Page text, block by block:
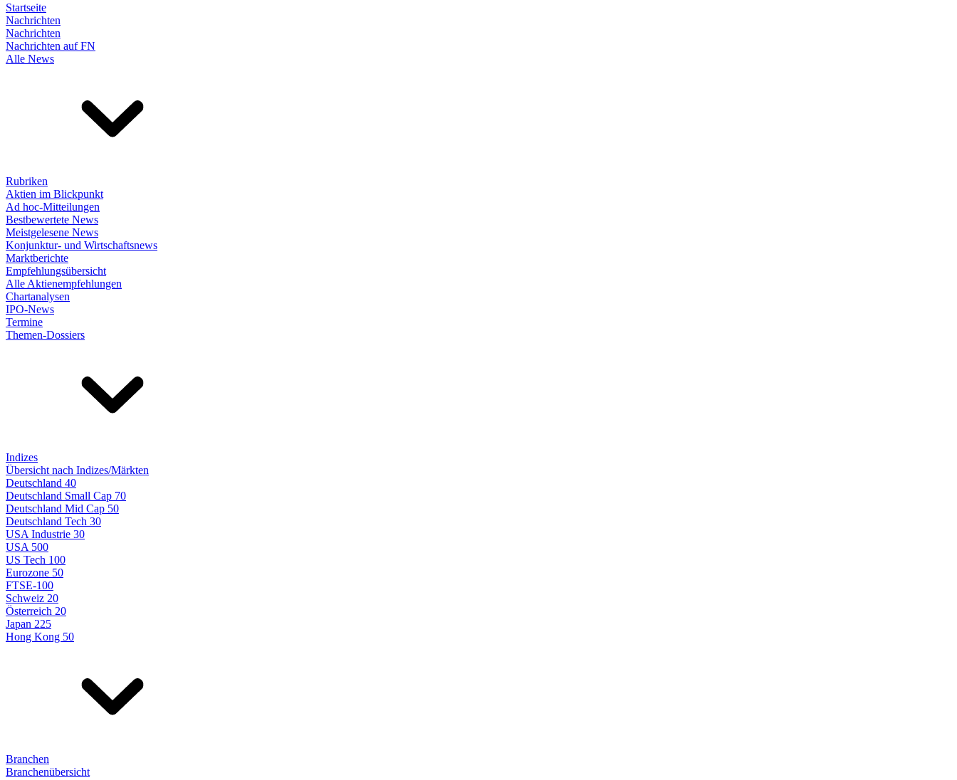
Startseite
Nachrichten
Nachrichten
Nachrichten auf FN
Alle News
Rubriken
Aktien im Blickpunkt
Ad hoc-Mitteilungen
Bestbewertete News
Meistgelesene News
Konjunktur- und Wirtschaftsnews
Marktberichte
Empfehlungsübersicht
Alle Aktienempfehlungen
Chartanalysen
IPO-News
Termine
Themen-Dossiers
Indizes
Übersicht nach Indizes/Märkten
Deutschland 40
Deutschland Small Cap 70
Deutschland Mid Cap 50
Deutschland Tech 30
USA Industrie 30
USA 500
US Tech 100
Eurozone 50
FTSE-100
Schweiz 20
Österreich 20
Japan 225
Hong Kong 50
Branchen
Branchenübersicht